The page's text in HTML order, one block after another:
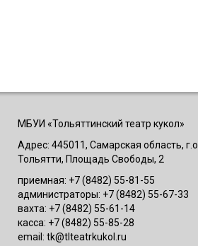
МБУИ «Тольяттинский театр кукол»
Адрес: 445011, Самарская область, г.о.
Тольятти, Площадь Свободы, 2
приемная: +7 (8482) 55-81-55
администраторы: +7 (8482) 55-67-33
вахта: +7 (8482) 55-61-14
касса: +7 (8482) 55-85-28
email: tk@tlteatrkukol.ru